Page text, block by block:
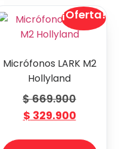
¡Oferta!
Micrófonos LARK M2
Hollyland
$669.900
$ 329.900